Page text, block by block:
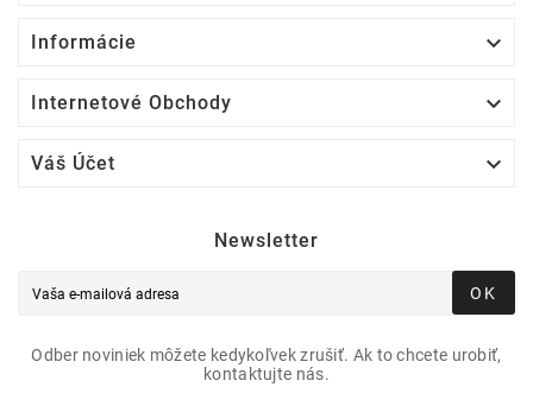
Informácie 
Internetové Obchody 
Váš Účet 
Newsletter
OK
Odber noviniek môžete kedykoľvek zrušiť. Ak to chcete urobiť,
kontaktujte nás.